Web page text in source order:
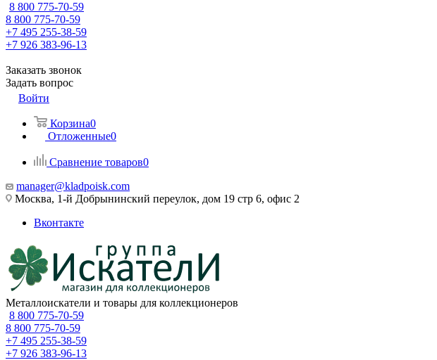
8 800 775-70-59
8 800 775-70-59
+7 495 255-38-59
+7 926 383-96-13
Заказать звонок
Задать вопрос
Войти
Корзина0
Отложенные0
Сравнение товаров0
manager@kladpoisk.com
Москва, 1-й Добрынинский переулок, дом 19 стр 6, офис 2
Вконтакте
Металлоискатели и товары для коллекционеров
8 800 775-70-59
8 800 775-70-59
+7 495 255-38-59
+7 926 383-96-13